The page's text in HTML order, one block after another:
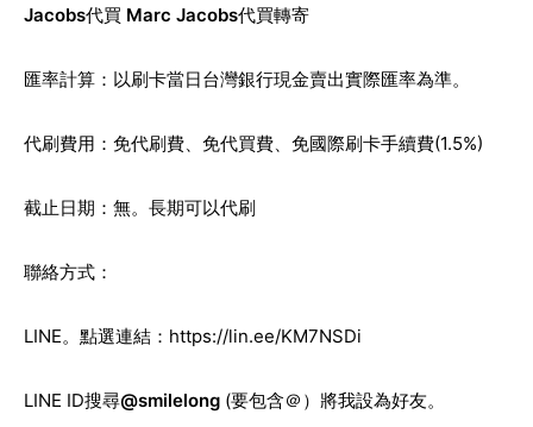
Jacobs代買 Marc Jacobs代買轉寄
匯率計算：以刷卡當日台灣銀行現金賣出實際匯率為準。
代刷費用：免代刷費、免代買費、免國際刷卡手續費(1.5%)
截止日期：無。長期可以代刷
聯絡方式：
LINE。點選連結： https://lin.ee/KM7NSDi
LINE ID搜尋@smilelong (要包含＠）將我設為好友。